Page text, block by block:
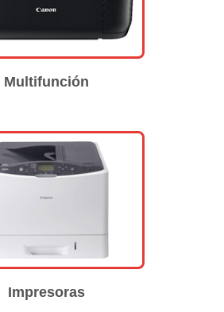
Multifunción
Impresoras